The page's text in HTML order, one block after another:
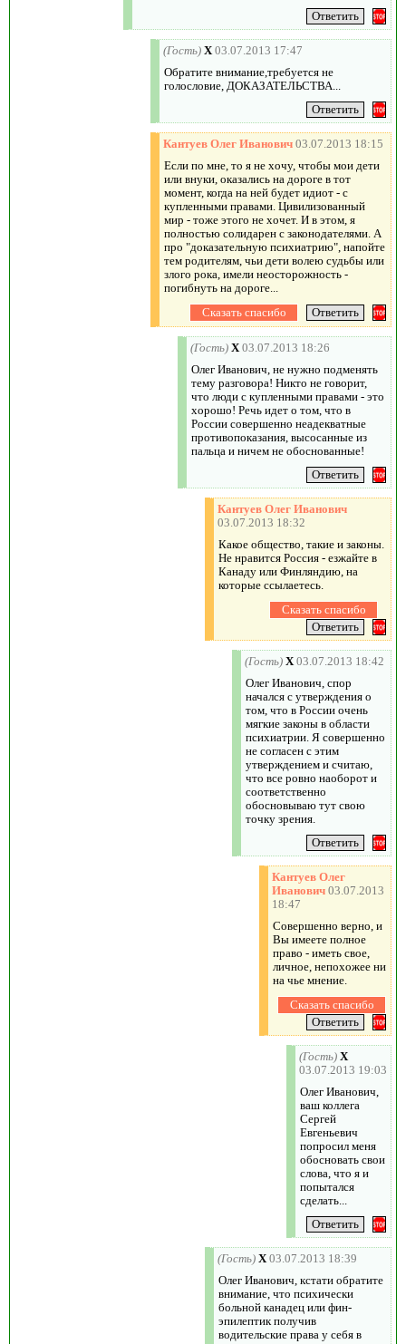
(Гость) X 03.07.2013 17:47
Обратите внимание,требуется не
голословие, ДОКАЗАТЕЛЬСТВА...
Кантуев Олег Иванович 03.07.2013 18:15
Если по мне, то я не хочу, чтобы мои дети
или внуки, оказались на дороге в тот
момент, когда на ней будет идиот - с
купленными правами. Цивилизованный
мир - тоже этого не хочет. И в этом, я
полностью солидарен с законодателями. А
про "доказательную психиатрию", напойте
тем родителям, чьи дети волею судьбы или
злого рока, имели неосторожность -
погибнуть на дороге...
(Гость) X 03.07.2013 18:26
Олег Иванович, не нужно подменять
тему разговора! Никто не говорит,
что люди с купленными правами - это
хорошо! Речь идет о том, что в
России совершенно неадекватные
противопоказания, высосанные из
пальца и ничем не обоснованные!
Кантуев Олег Иванович
03.07.2013 18:32
Какое общество, такие и законы.
Не нравится Россия - езжайте в
Канаду или Финляндию, на
которые ссылаетесь.
(Гость) X 03.07.2013 18:42
Олег Иванович, спор
начался с утверждения о
том, что в России очень
мягкие законы в области
психиатрии. Я совершенно
не согласен с этим
утверждением и считаю,
что все ровно наоборот и
соответственно
обосновываю тут свою
точку зрения.
Кантуев Олег
Иванович 03.07.2013
18:47
Совершенно верно, и
Вы имеете полное
право - иметь свое,
личное, непохожее ни
на чье мнение.
(Гость) X
03.07.2013 19:03
Олег Иванович,
ваш коллега
Сергей
Евгеньевич
попросил меня
обосновать свои
слова, что я и
попытался
сделать...
(Гость) X 03.07.2013 18:39
Олег Иванович, кстати обратите
внимание, что психически
больной канадец или фин-
эпилептик получив
водительские права у себя в